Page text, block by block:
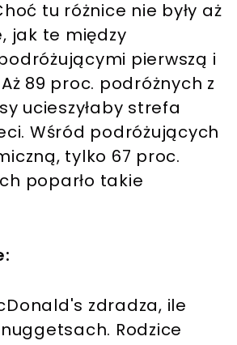
tu różnice nie były aż
jak te między
pierwszą i
89 proc. podróżnych z
ucieszyłaby strefa
Wśród podróżujących
tylko 67 proc.
poparło takie
zdradza, ile
Rodzice